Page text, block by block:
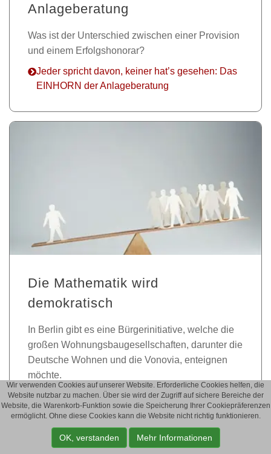
Anlageberatung
Was ist der Unterschied zwischen einer Provision
und einem Erfolgshonorar?
Jeder spricht davon, keiner hat’s gesehen: Das
EINHORN der Anlageberatung
Die Mathematik wird
demokratisch
In Berlin gibt es eine Bürgerinitiative, welche die
großen Wohnungsbaugesellschaften, darunter die
Deutsche Wohnen und die Vonovia, enteignen
möchte.
Wer wären die Profiteure der Enteignung?
Die Mathematik wird demokratisch
Wir verwenden Cookies auf unserer Website. Erforderliche Cookies helfen, die
Website nutzbar zu machen. Über sie wird der Zugriff auf sichere Bereiche der
Website, die Warenkorb-Funktion sowie die Speicherung Ihrer Cookiepräferenzen
ermöglicht. Ohne diese Cookies kann die Website nicht richtig funktionieren.
OK, verstanden Mehr Informationen